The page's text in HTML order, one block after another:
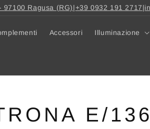
97100 Ragusa (RG)|+39 0932 191 2717|
Accessori Illuminazione
E/